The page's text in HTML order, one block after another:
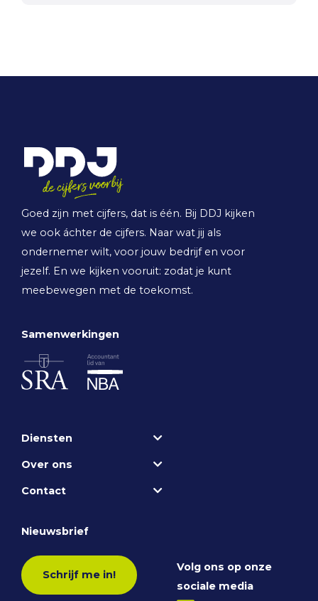
Goed zijn met cijfers, dat is één. Bij DDJ kijken
we ook áchter de cijfers. Naar wat jij als
ondernemer wilt, voor jouw bedrijf en voor
jezelf. En we kijken vooruit: zodat je kunt
meebewegen met de toekomst.
Samenwerkingen
Diensten
Over ons
Contact
Nieuwsbrief
Schrijf me in!
Volg ons op onze
sociale media